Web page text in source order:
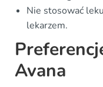
Nie stosować
lekarzem.
Avana